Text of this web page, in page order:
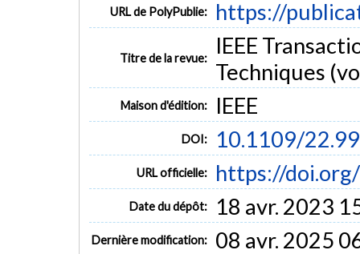
URL de PolyPublie: https://
Titre de la revue:
IEEE
Techniques
Maison d'édition: IEEE
DOI: 10.1109/
URL officielle: https://
Date du dépôt: 18 avr. 2023
Dernière modification: 08 avr. 2025